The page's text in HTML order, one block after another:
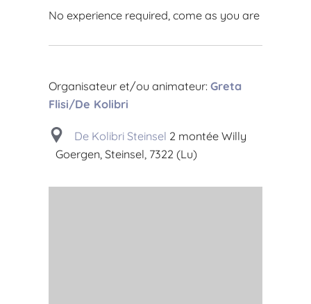
No experience required, come as you are
Organisateur et/ou animateur: Greta
Flisi/De Kolibri
De Kolibri Steinsel 2 montée Willy
Goergen, Steinsel, 7322 (Lu)